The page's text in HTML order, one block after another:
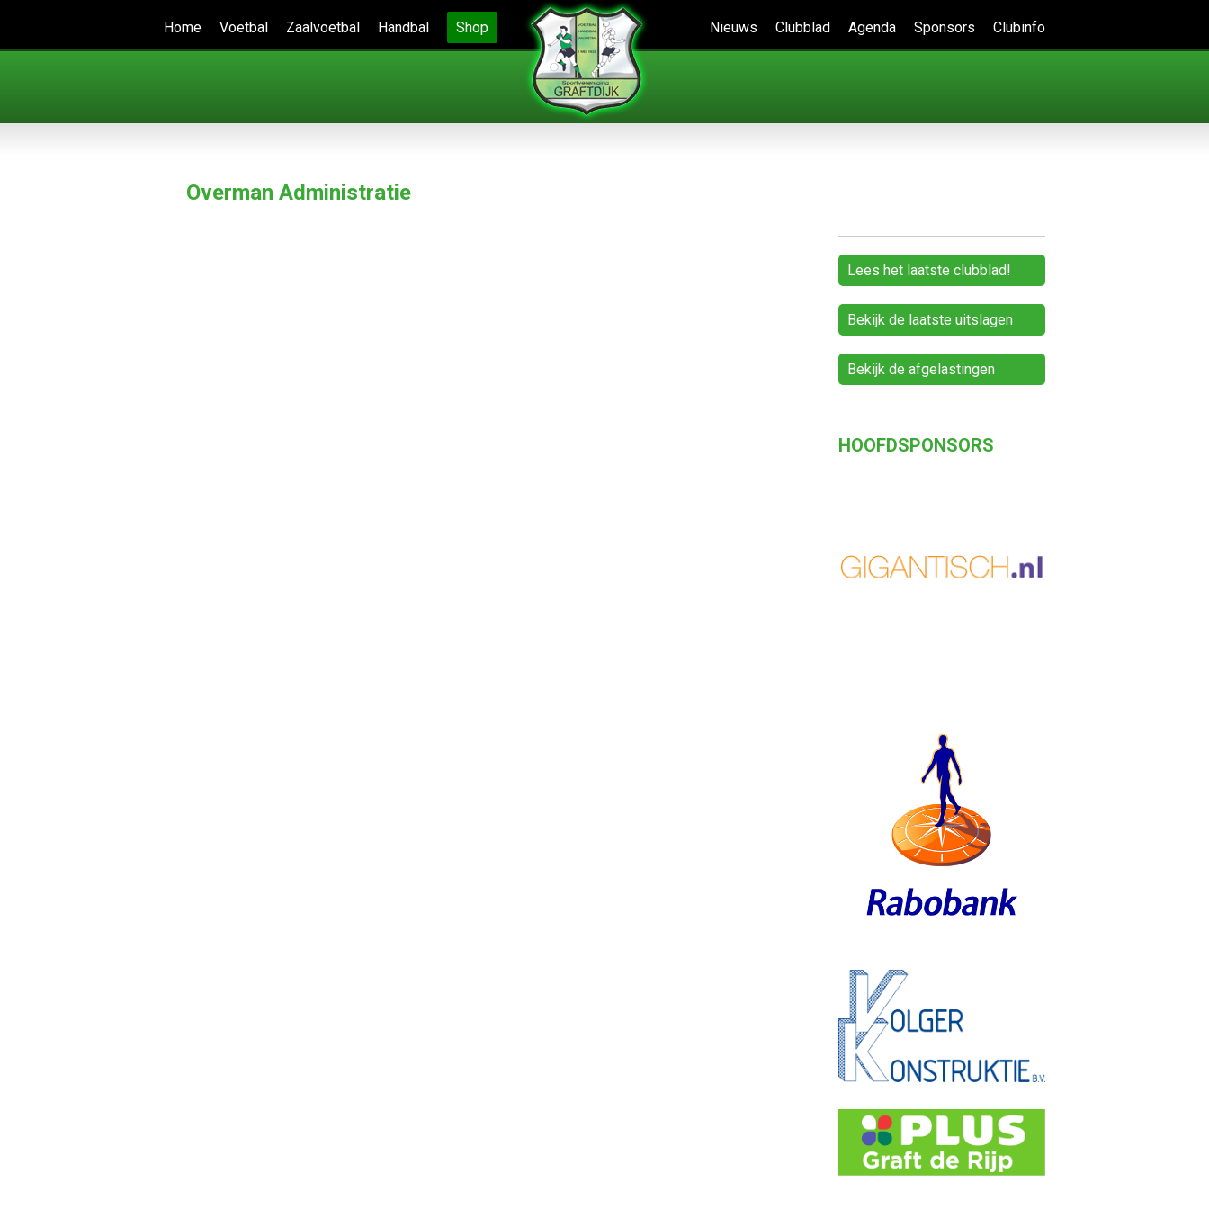
Home Voetbal Zaalvoetbal Handbal Shop Nieuws Clubblad Agenda Sponsors Clubinfo
Overman Administratie
Lees het laatste clubblad!
Bekijk de laatste uitslagen
Bekijk de afgelastingen
HOOFDSPONSORS